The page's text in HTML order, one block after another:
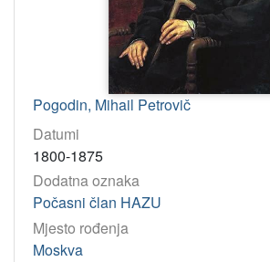
Pogodin, Mihail Petrovič
Datumi
1800-1875
Dodatna oznaka
Počasni član HAZU
Mjesto rođenja
Moskva